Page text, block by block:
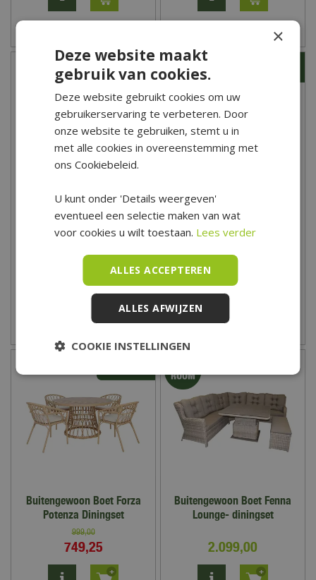
Buitengewoon Boet
Nevada Paruguay
Diningset
2.099
Garden Impressions
Mexico Osborne Diningset
- Verstelbaar
2.889
MEER INFORMATIE
Buitengewoon Boet Forza
Potenza Diningset
999,00
749,25
Buitengewoon Boet Fenna
Lounge- diningset
2.099,00
×
Deze website maakt
gebruik van cookies.
Deze website gebruikt cookies om uw
gebruikerservaring te verbeteren. Door
onze website te gebruiken, stemt u in
met alle cookies in overeenstemming met
ons Cookiebeleid.
U kunt onder 'Details weergeven'
eventueel een selectie maken van wat
voor cookies u wilt toestaan. Lees verder
ALLES ACCEPTEREN
ALLES AFWIJZEN
COOKIE INSTELLINGEN